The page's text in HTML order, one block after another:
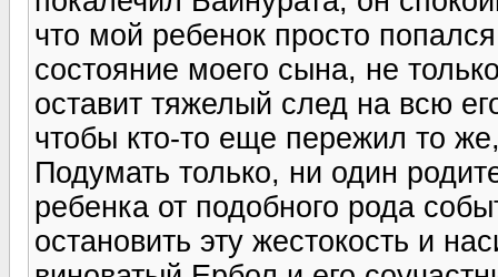
что мой ребенок просто
состояние моего сына, не
оставит тяжелый след на всю
чтобы кто-то еще пережил то
Подумать только, ни один
ребенка от подобного рода
остановить эту жестокость и